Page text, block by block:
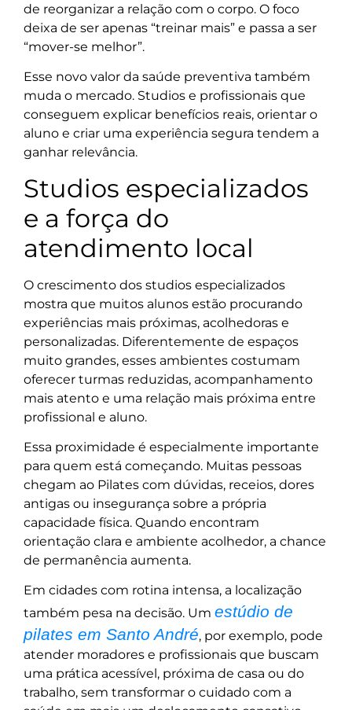
de reorganizar a relação com o corpo. O foco
deixa de ser apenas “treinar mais” e passa a ser
“mover-se melhor”.
Esse novo valor da saúde preventiva também
muda o mercado. Studios e profissionais que
conseguem explicar benefícios reais, orientar o
aluno e criar uma experiência segura tendem a
ganhar relevância.
Studios especializados
e a força do
atendimento local
O crescimento dos studios especializados
mostra que muitos alunos estão procurando
experiências mais próximas, acolhedoras e
personalizadas. Diferentemente de espaços
muito grandes, esses ambientes costumam
oferecer turmas reduzidas, acompanhamento
mais atento e uma relação mais próxima entre
profissional e aluno.
Essa proximidade é especialmente importante
para quem está começando. Muitas pessoas
chegam ao Pilates com dúvidas, receios, dores
antigas ou insegurança sobre a própria
capacidade física. Quando encontram
orientação clara e ambiente acolhedor, a chance
de permanência aumenta.
Em cidades com rotina intensa, a localização
também pesa na decisão. Um estúdio de
pilates em Santo André, por exemplo, pode
atender moradores e profissionais que buscam
uma prática acessível, próxima de casa ou do
trabalho, sem transformar o cuidado com a